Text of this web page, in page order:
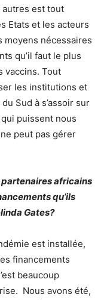
est tout
Etats et les acteurs
nécessaires
qu’il faut le plus
vaccins. Tout
les institutions et
Sud à s’assoir sur
puissent nous
peut pas gérer
africains
qu’ils
Gates?
est installée,
financements
beaucoup
Nous avons été,